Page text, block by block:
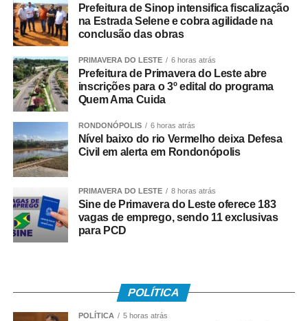
O retorno das atividades marca o início de um novo
período de deliberações no Parlamento Municipal, com a
continuidade da apreciação de matérias e debates
voltados ao desenvolvimento de Várzea Grande.
COMENTE ABAIXO:
WhatsApp
Facebook
Twitter
Messenger
LinkedIn
Share
Prefeitura de Sinop intensifica fiscalização
na Estrada Selene e cobra agilidade na
conclusão das obras
PRIMAVERA DO LESTE 6 horas atrás
Prefeitura de Primavera do Leste abre
inscrições para o 3º edital do programa
Quem Ama Cuida
RONDONÓPOLIS 6 horas atrás
Nível baixo do rio Vermelho deixa Defesa
Civil em alerta em Rondonópolis
PRIMAVERA DO LESTE 8 horas atrás
Sine de Primavera do Leste oferece 183
vagas de emprego, sendo 11 exclusivas
para PCD
POLÍTICA
POLÍTICA 5 horas atrás